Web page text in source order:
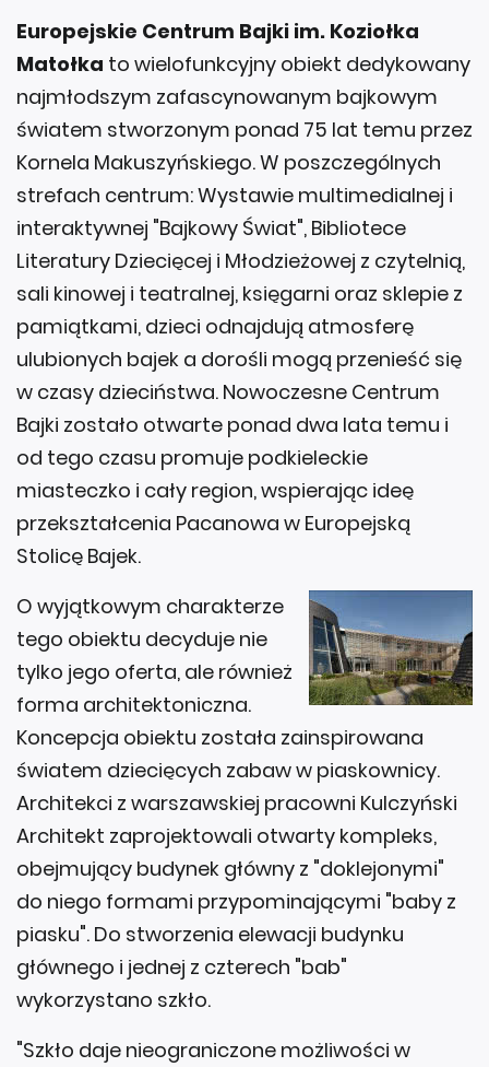
Europejskie Centrum Bajki im. Koziołka
Matołka to wielofunkcyjny obiekt dedykowany
najmłodszym zafascynowanym bajkowym
światem stworzonym ponad 75 lat temu przez
Kornela Makuszyńskiego. W poszczególnych
strefach centrum: Wystawie multimedialnej i
interaktywnej "Bajkowy Świat", Bibliotece
Literatury Dziecięcej i Młodzieżowej z czytelnią,
sali kinowej i teatralnej, księgarni oraz sklepie z
pamiątkami, dzieci odnajdują atmosferę
ulubionych bajek a dorośli mogą przenieść się
w czasy dzieciństwa. Nowoczesne Centrum
Bajki zostało otwarte ponad dwa lata temu i
od tego czasu promuje podkieleckie
miasteczko i cały region, wspierając ideę
przekształcenia Pacanowa w Europejską
Stolicę Bajek.
O wyjątkowym charakterze
tego obiektu decyduje nie
tylko jego oferta, ale również
forma architektoniczna.
Koncepcja obiektu została zainspirowana
światem dziecięcych zabaw w piaskownicy.
Architekci z warszawskiej pracowni Kulczyński
Architekt zaprojektowali otwarty kompleks,
obejmujący budynek główny z "doklejonymi"
do niego formami przypominającymi "baby z
piasku". Do stworzenia elewacji budynku
głównego i jednej z czterech "bab"
wykorzystano szkło.
"Szkło daje nieograniczone możliwości w